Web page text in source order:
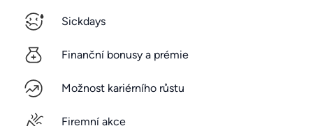
Sickdays
Finanční bonusy a prémie
Možnost kariérního růstu
Firemní akce